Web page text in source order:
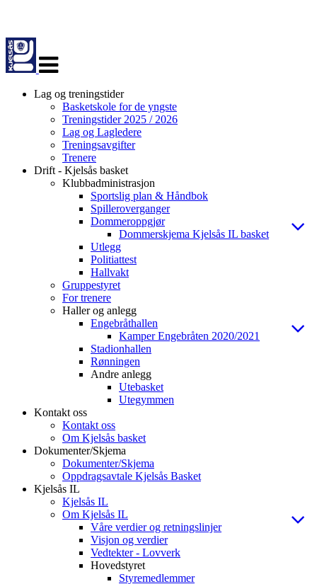
navigasjon
Lag og treningstider
Basketskole for de yngste
Treningstider 2025 / 2026
Lag og Lagledere
Treningsavgifter
Trenere
Drift - Kjelsås basket
Klubbadministrasjon
Sportslig plan & Håndbok
Spilleroverganger
Dommeroppgjør
Dommerskjema Kjelsås IL basket
Utlegg
Politiattest
Hallvakt
Gruppestyret
For trenere
Haller og anlegg
Engebråthallen
Kamper Engebråten 2020/2021
Stadionhallen
Rønningen
Andre anlegg
Utebasket
Utegymmen
Kontakt oss
Kontakt oss
Om Kjelsås basket
Dokumenter/Skjema
Dokumenter/Skjema
Oppdragsavtale Kjelsås Basket
Kjelsås IL
Kjelsås IL
Om Kjelsås IL
Våre verdier og retningslinjer
Visjon og verdier
Vedtekter - Lovverk
Hovedstyret
Styremedlemmer